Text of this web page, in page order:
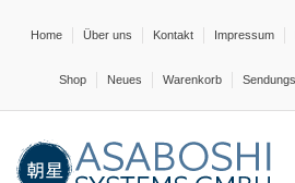
Home Über uns Kontakt Impressum
Shop Neues Warenkorb